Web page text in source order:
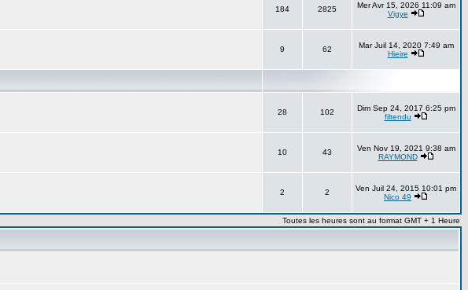
184 2825
Mer Avr 15, 2026 11:09 am
Vigye
9 62
Mar Juil 14, 2020 7:49 am
Hieire
28 102
Dim Sep 24, 2017 6:25 pm
filtendu
10 43
Ven Nov 19, 2021 9:38 am
RAYMOND
2 2
Ven Juil 24, 2015 10:01 pm
Nico 49
Toutes les heures sont au format GMT + 1 Heure